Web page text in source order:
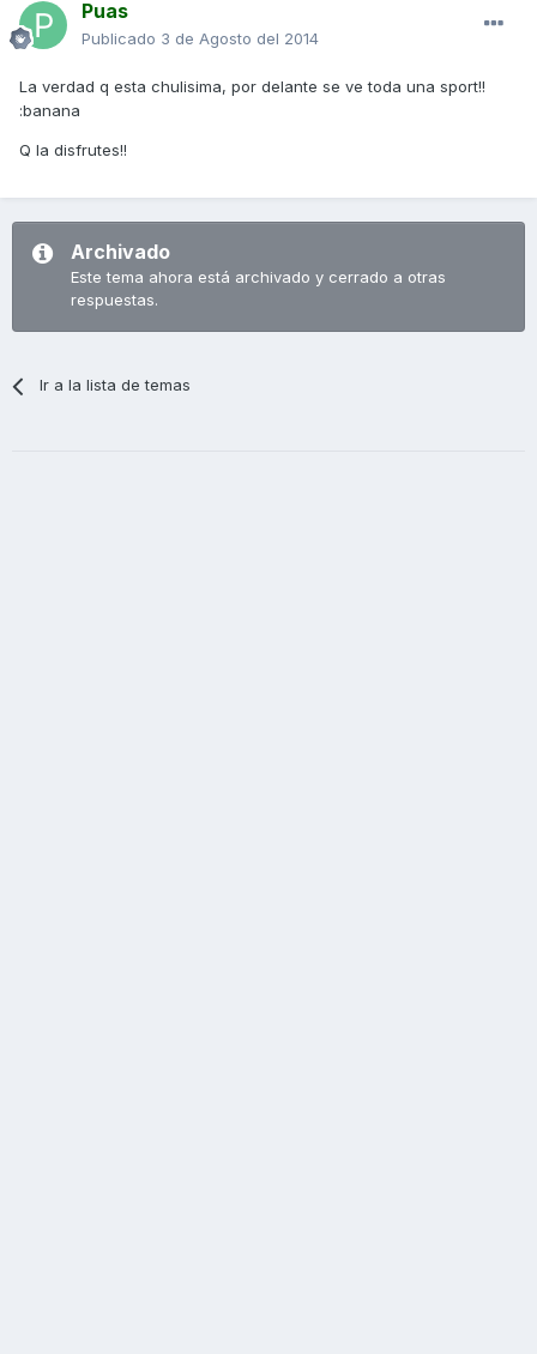
Puas
Publicado 3 de Agosto del 2014
La verdad q esta chulisima, por delante se ve toda una sport!!
:banana
Q la disfrutes!!
Archivado
Este tema ahora está archivado y cerrado a otras
respuestas.
Ir a la lista de temas